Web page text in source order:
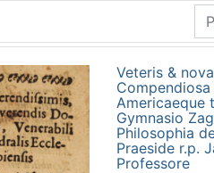
Veteris &
Americaeque
Gymnasio
Philosophia
Praeside r.p.
Professore